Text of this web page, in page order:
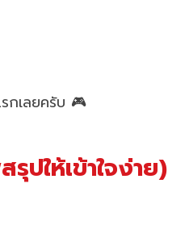
กเลยครับ 🎮
ปให้เข้าใจง่าย)